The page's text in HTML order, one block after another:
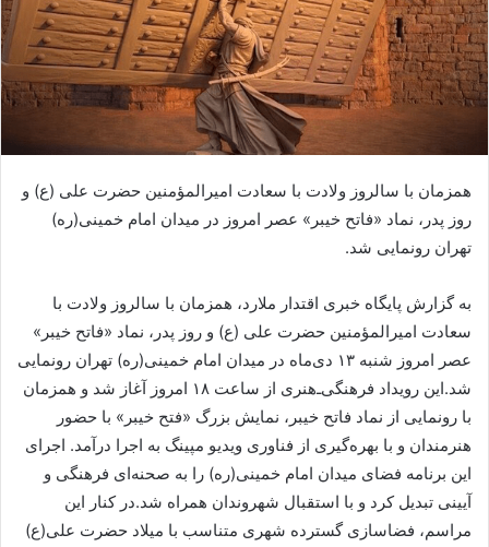
همزمان با سالروز ولادت با سعادت امیرالمؤمنین حضرت علی (ع) و
روز پدر، نماد «فاتح خیبر» عصر امروز در میدان امام خمینی(ره)
تهران رونمایی شد.
به گزارش پایگاه خبری اقتدار ملارد، همزمان با سالروز ولادت با
سعادت امیرالمؤمنین حضرت علی (ع) و روز پدر، نماد «فاتح خیبر»
عصر امروز شنبه ۱۳ دی‌ماه در میدان امام خمینی(ره) تهران رونمایی
شد.این رویداد فرهنگی‌ـ‌هنری از ساعت ۱۸ امروز آغاز شد و همزمان
با رونمایی از نماد فاتح خیبر، نمایش بزرگ «فتح خیبر» با حضور
هنرمندان و با بهره‌گیری از فناوری ویدیو مپینگ به اجرا درآمد. اجرای
این برنامه فضای میدان امام خمینی(ره) را به صحنه‌ای فرهنگی و
آیینی تبدیل کرد و با استقبال شهروندان همراه شد.در کنار این
مراسم، فضاسازی گسترده شهری متناسب با میلاد حضرت علی(ع)